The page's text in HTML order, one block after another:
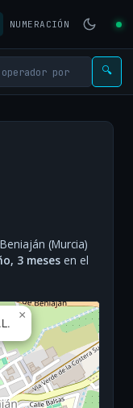
NUMERACIÓN
🔍
(Murcia)
3 meses en el
×